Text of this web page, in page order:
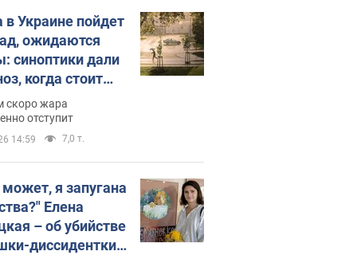
Украине пойдет
ожидаются
синоптики дали
когда стоит
изменения
скоро жара
отступит
14:59 7,0 т.
я запугана
Елена
– об убийстве
диссидентки